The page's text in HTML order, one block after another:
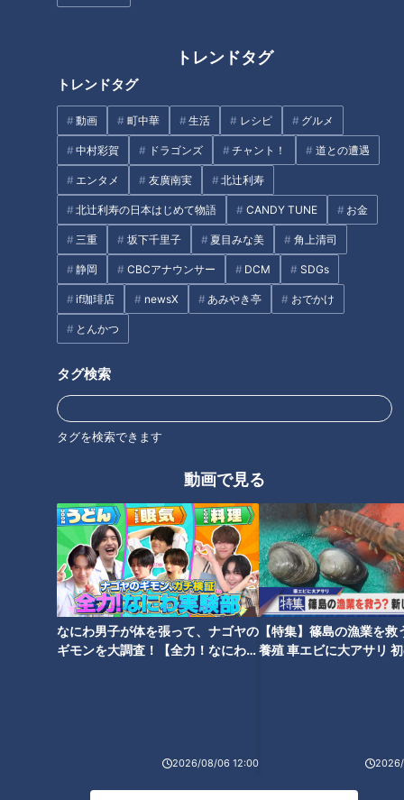
トレンドタグ
トレンドタグ
動画 町中華 生活 レシピ グルメ
中村彩賀 ドラゴンズ チャント！ 道との遭遇
エンタメ 友廣南実 北辻利寿
北辻利寿の日本はじめて物語 CANDY TUNE お金
三重 坂下千里子 夏目みな美 角上清司
静岡 CBCアナウンサー DCM SDGs
if珈琲店 newsX あみやき亭 おでかけ
とんかつ
タグ検索
タグを検索できます
動画で見る
なにわ男子が体を張って、ナゴヤの
ギモンを大調査！【全力！なにわ実
2026/08/06 12:00
【特集】篠島の漁業を救
養殖 車エビに大アサリ
の？」｜おはよう！うんこ先生
第23話「うんこ先生がモザイク
を・・・」｜おはよう！うんこ
うんこドリル うんこ先生
オススメ関連コンテンツ
第19話「うんこ例文コンクー
ル！？」｜おはよう！うんこ先
第18話「明日の星座占い！」｜
第17話「授業参観で活躍する方
法は？」｜おはよう！うんこ先
第16話「この学校にも七不思議
はあるの？」｜おはよう！うん
こ先生
る？」｜おはよう！うんこ先生